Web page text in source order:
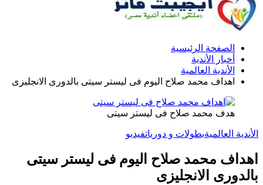
الصفحة الرئيسية
أخبار الأندية
الأندية العالمية
اهداف محمد صلاح اليوم فى ليستر سيتى بالدورى الانجليزى
هدف محمد صلاح فى ليستر سيتى
الأندية العالميةبطولات و دورياتفيديو
اهداف محمد صلاح اليوم فى ليستر سيتى
بالدورى الانجليزى